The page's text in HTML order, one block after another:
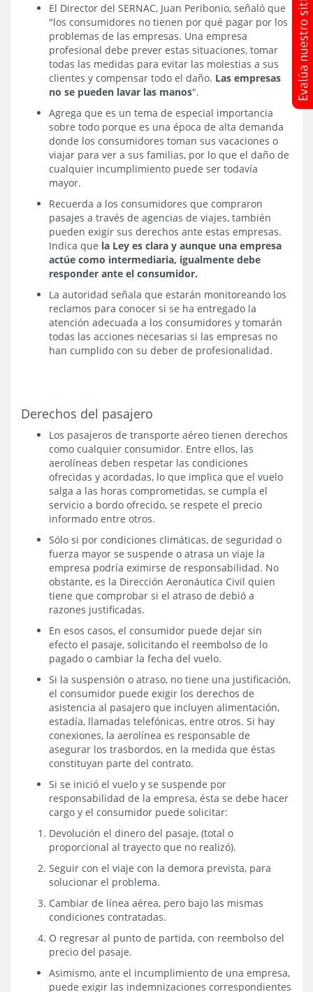
El Director del SERNAC, Juan Peribonio, señaló que
"los consumidores no tienen por qué pagar por los
problemas de las empresas. Una empresa
profesional debe prever estas situaciones, tomar
todas las medidas para evitar las molestias a sus
clientes y compensar todo el daño. Las empresas
no se pueden lavar las manos".
Agrega que es un tema de especial importancia
sobre todo porque es una época de alta demanda
donde los consumidores toman sus vacaciones o
viajar para ver a sus familias, por lo que el daño de
cualquier incumplimiento puede ser todavía
mayor.
Recuerda a los consumidores que compraron
pasajes a través de agencias de viajes, también
pueden exigir sus derechos ante estas empresas.
Indica que la Ley es clara y aunque una empresa
actúe como intermediaria, igualmente debe
responder ante el consumidor.
La autoridad señala que estarán monitoreando los
reclamos para conocer si se ha entregado la
atención adecuada a los consumidores y tomarán
todas las acciones necesarias si las empresas no
han cumplido con su deber de profesionalidad.
Derechos del pasajero
Los pasajeros de transporte aéreo tienen derechos
como cualquier consumidor. Entre ellos, las
aerolíneas deben respetar las condiciones
ofrecidas y acordadas, lo que implica que el vuelo
salga a las horas comprometidas, se cumpla el
servicio a bordo ofrecido, se respete el precio
informado entre otros.
Sólo si por condiciones climáticas, de seguridad o
fuerza mayor se suspende o atrasa un viaje la
empresa podría eximirse de responsabilidad. No
obstante, es la Dirección Aeronáutica Civil quien
tiene que comprobar si el atraso de debió a
razones justificadas.
En esos casos, el consumidor puede dejar sin
efecto el pasaje, solicitando el reembolso de lo
pagado o cambiar la fecha del vuelo.
Si la suspensión o atraso, no tiene una justificación,
el consumidor puede exigir los derechos de
asistencia al pasajero que incluyen alimentación,
estadía, llamadas telefónicas, entre otros. Si hay
conexiones, la aerolínea es responsable de
asegurar los trasbordos, en la medida que éstas
constituyan parte del contrato.
Si se inició el vuelo y se suspende por
responsabilidad de la empresa, ésta se debe hacer
cargo y el consumidor puede solicitar:
Devolución el dinero del pasaje, (total o
proporcional al trayecto que no realizó).
Seguir con el viaje con la demora prevista, para
solucionar el problema.
Cambiar de línea aérea, pero bajo las mismas
condiciones contratadas.
O regresar al punto de partida, con reembolso del
precio del pasaje.
Asimismo, ante el incumplimiento de una empresa,
puede exigir las indemnizaciones correspondientes